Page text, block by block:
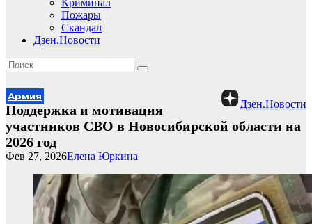
Криминал
Пожары
Скандал
Дзен.Новости
Дзен.Новости
Армия
Поддержка и мотивация
участников СВО в Новосибирской области на
2026 год
Елена Юркина
Фев 27, 2026